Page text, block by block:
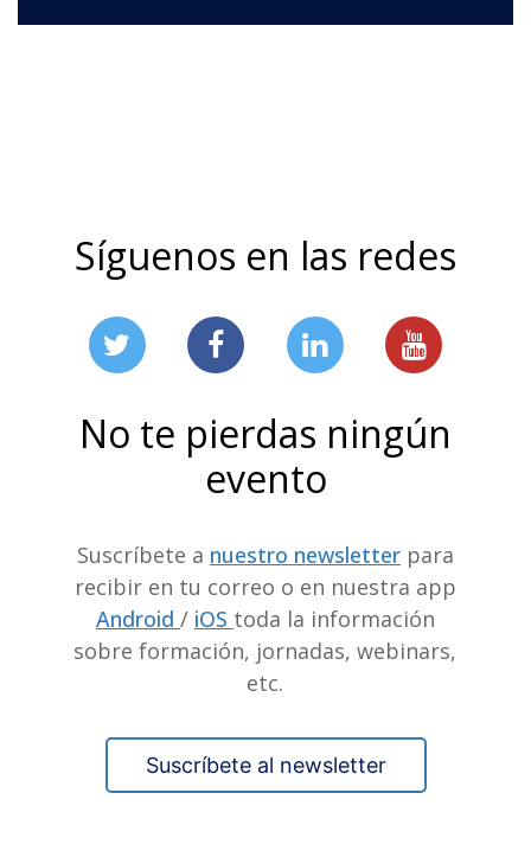
Síguenos en las redes
No te pierdas ningún
evento
Suscríbete a nuestro newsletterpara
recibir en tu correo o en nuestra app
Android / iOS toda la información
sobre formación, jornadas, webinars,
etc.
Suscríbete al newsletter